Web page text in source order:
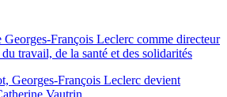
François Leclerc comme directeur
travail, de la santé et des solidarités
Georges-François Leclerc devient
Vautrin